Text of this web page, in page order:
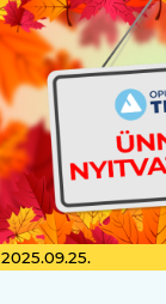
2025.09.25.